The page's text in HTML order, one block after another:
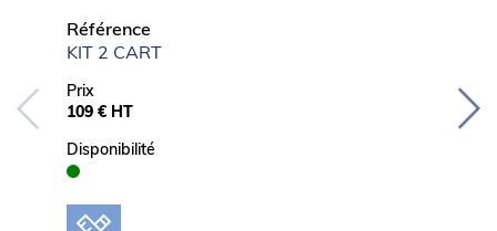
Référence
KIT 2 CART
Prix
109 € HT
Disponibilité
Prix
Prix